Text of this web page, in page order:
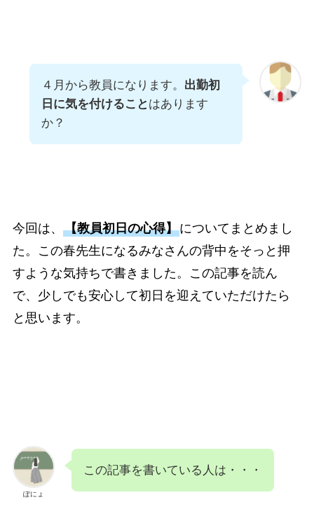
４月から教員になります。 出勤初
日に気を付けること はあります
か？
今回は、 【教員初日の心得】についてまとめまし
た。この春先生になるみなさんの背中をそっと押
すような気持ちで書きました。この記事を読ん
で、少しでも安心して初日を迎えていただけたら
と思います。
ぽにょ
この記事を書いている人は・・・